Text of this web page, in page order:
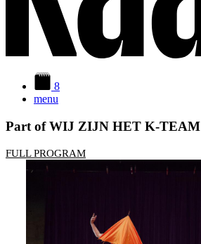
8
menu
Part of WIJ ZIJN HET K-TEAM
FULL PROGRAM